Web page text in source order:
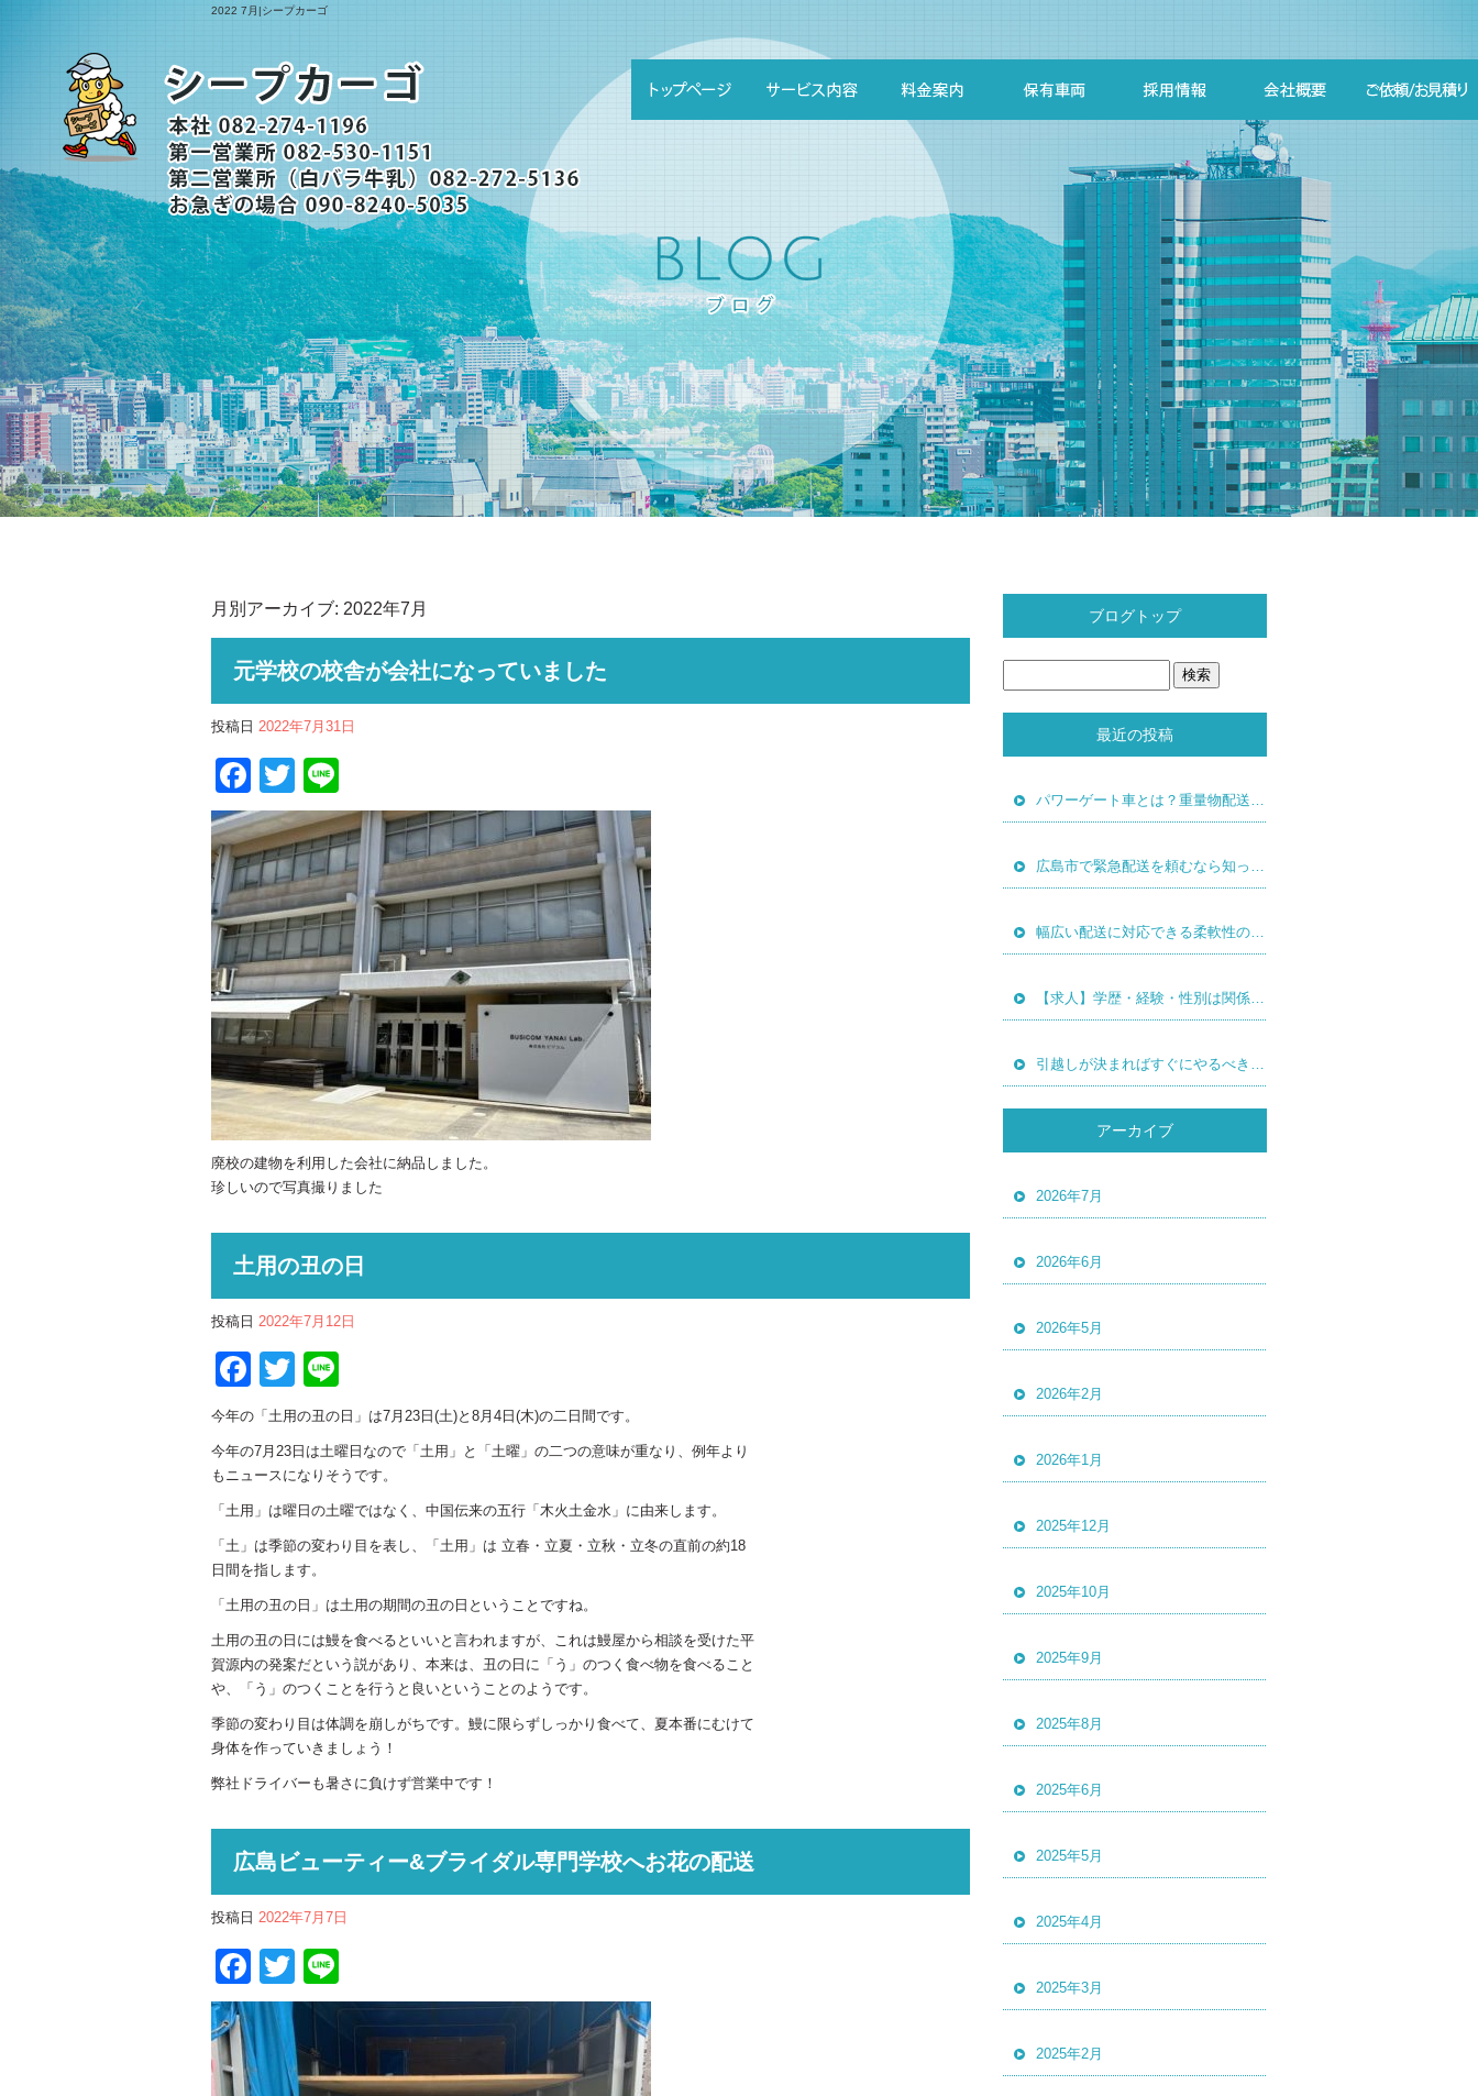
2022 7月|シープカーゴ
月別アーカイブ: 2022年7月
元学校の校舎が会社になっていました
投稿日 2022年7月31日
Facebook
Twitter
廃校の建物を利用した会社に納品しました。
珍しいので写真撮りました
土用の丑の日
投稿日 2022年7月12日
Facebook
Twitter
今年の「土用の丑の日」は7月23日(土)と8月4日(木)の二日間です。
今年の7月23日は土曜日なので「土用」と「土曜」の二つの意味が重なり、例年より
もニュースになりそうです。
「土用」は曜日の土曜ではなく、中国伝来の五行「木火土金水」に由来します。
「土」は季節の変わり目を表し、「土用」は 立春・立夏・立秋・立冬の直前の約18
日間を指します。
「土用の丑の日」は土用の期間の丑の日ということですね。
土用の丑の日には鰻を食べるといいと言われますが、これは鰻屋から相談を受けた平
賀源内の発案だという説があり、本来は、丑の日に「う」のつく食べ物を食べること
や、「う」のつくことを行うと良いということのようです。
季節の変わり目は体調を崩しがちです。鰻に限らずしっかり食べて、夏本番にむけて
身体を作っていきましょう！
弊社ドライバーも暑さに負けず営業中です！
広島ビューティー&ブライダル専門学校へお花の配送
投稿日 2022年7月7日
Facebook
Twitter
ブログトップ
最近の投稿
パワーゲート車とは？重量物配送で使われる理由と活用シーン
広島市で緊急配送を頼むなら知っておきたい5つのこと
幅広い配送に対応できる柔軟性の高さが強みです
【求人】学歴・経験・性別は関係なく真面目に働いてくれ る方を募集中！
引越しが決まればすぐにやるべきことについて
アーカイブ
2026年7月
2026年6月
2026年5月
2026年2月
2026年1月
2025年12月
2025年10月
2025年9月
2025年8月
2025年6月
2025年5月
2025年4月
2025年3月
2025年2月